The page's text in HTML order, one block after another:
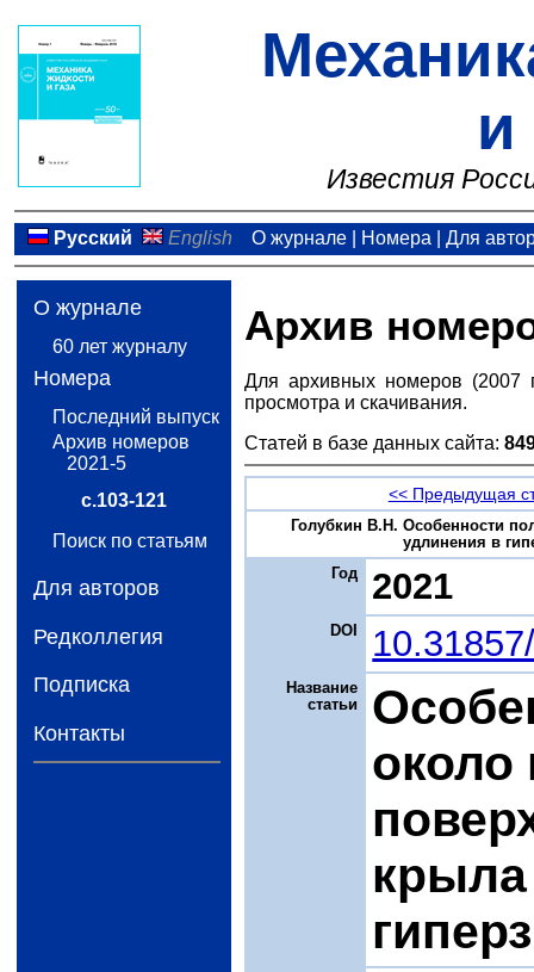
и
Известия
Русский English О журнале| Номера Для
О журнале
60 лет журналу
Номера
Последний выпуск
Архив номеров
2021-5
с.103-121
Поиск по статьям
Для авторов
Редколлегия
Подписка
Контакты
Архив
Для архивных номеров (2007
просмотра и скачивания.
Статей в базе данных сайта:
<< Предыдущая
Голубкин В.Н. Особенности
удлинения в
Год
2021
DOI
Название
статьи
около
крыла